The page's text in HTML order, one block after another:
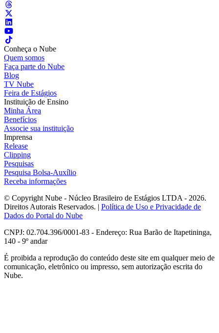
Conheça o Nube
Quem somos
Faça parte do Nube
Blog
TV Nube
Feira de Estágios
Instituição de Ensino
Minha Área
Benefícios
Associe sua instituição
Imprensa
Release
Clipping
Pesquisas
Pesquisa Bolsa-Auxílio
Receba informações
© Copyright Nube - Núcleo Brasileiro de Estágios LTDA - 2026.
Direitos Autorais Reservados. | Política de Uso e Privacidade de
Dados do Portal do Nube
CNPJ: 02.704.396/0001-83 - Endereço: Rua Barão de Itapetininga,
140 - 9º andar
É proibida a reprodução do conteúdo deste site em qualquer meio de
comunicação, eletrônico ou impresso, sem autorização escrita do
Nube.